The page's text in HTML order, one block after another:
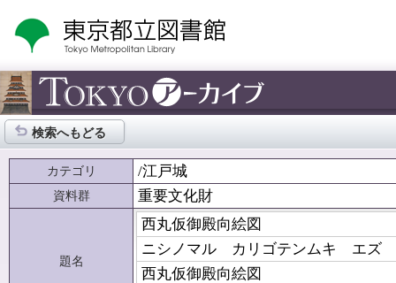
検索へもどる
カテゴリ /江戸城
資料群 重要文化財
題名
西丸仮御殿向絵図
ニシノマル カリゴテンムキ エズ
西丸仮御殿向絵図